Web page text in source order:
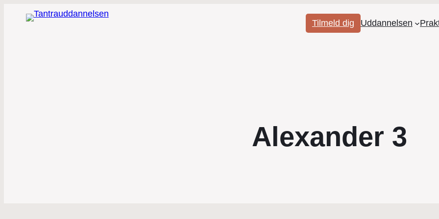
Tilmeld dig Uddannelsen
Alexander 3